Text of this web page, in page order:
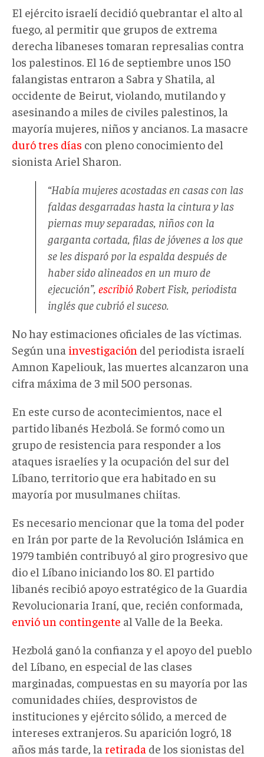
El ejército israelí decidió quebrantar el alto al
fuego, al permitir que grupos de extrema
derecha libaneses tomaran represalias contra
los palestinos. El 16 de septiembre unos 150
falangistas entraron a Sabra y Shatila, al
occidente de Beirut, violando, mutilando y
asesinando a miles de civiles palestinos, la
mayoría mujeres, niños y ancianos. La masacre
duró tres días con pleno conocimiento del
sionista Ariel Sharon.
“Había mujeres acostadas en casas con las
faldas desgarradas hasta la cintura y las
piernas muy separadas, niños con la
garganta cortada, filas de jóvenes a los que
se les disparó por la espalda después de
haber sido alineados en un muro de
ejecución”, escribió Robert Fisk, periodista
inglés que cubrió el suceso.
No hay estimaciones oficiales de las víctimas.
Según una investigación del periodista israelí
Amnon Kapeliouk, las muertes alcanzaron una
cifra máxima de 3 mil 500 personas.
En este curso de acontecimientos, nace el
partido libanés Hezbolá. Se formó como un
grupo de resistencia para responder a los
ataques israelíes y la ocupación del sur del
Líbano, territorio que era habitado en su
mayoría por musulmanes chiítas.
Es necesario mencionar que la toma del poder
en Irán por parte de la Revolución Islámica en
1979 también contribuyó al giro progresivo que
dio el Líbano iniciando los 80. El partido
libanés recibió apoyo estratégico de la Guardia
Revolucionaria Iraní, que, recién conformada,
envió un contingente al Valle de la Beeka.
Hezbolá ganó la confianza y el apoyo del pueblo
del Líbano, en especial de las clases
marginadas, compuestas en su mayoría por las
comunidades chiíes, desprovistos de
instituciones y ejército sólido, a merced de
intereses extranjeros. Su aparición logró, 18
años más tarde, la retirada de los sionistas del